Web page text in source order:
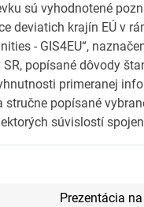
sú vyhodnotené
deviatich krajín EÚ v
- GIS4EU“,
popísané dôvody
primeranej
popísané
súvislostí
Prezentácia